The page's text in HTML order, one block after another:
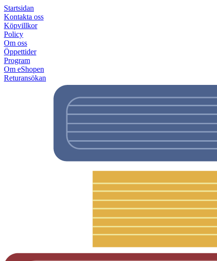
Startsidan
Kontakta oss
Köpvillkor
Policy
Om oss
Öppettider
Program
Om eShopen
Returansökan